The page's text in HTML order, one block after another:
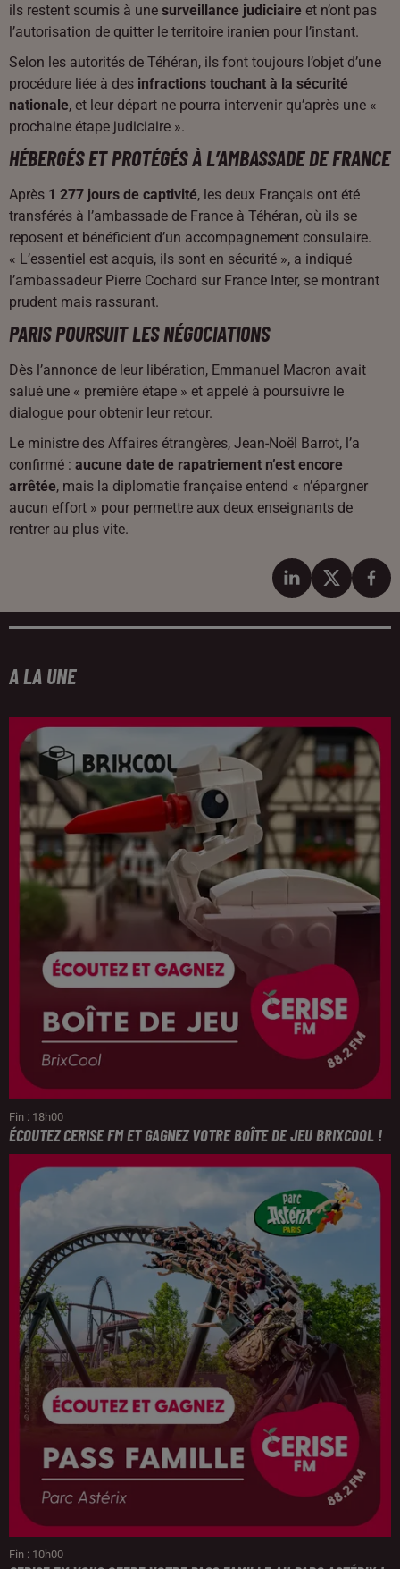
ils restent soumis à une surveillance judiciaire et n’ont pas
l’autorisation de quitter le territoire iranien pour l’instant.
Selon les autorités de Téhéran, ils font toujours l’objet d’une
procédure liée à des infractions touchant à la sécurité
nationale, et leur départ ne pourra intervenir qu’après une «
prochaine étape judiciaire ».
HÉBERGÉS ET PROTÉGÉS À L’AMBASSADE DE FRANCE
Après 1 277 jours de captivité, les deux Français ont été
transférés à l’ambassade de France à Téhéran, où ils se
reposent et bénéficient d’un accompagnement consulaire.
« L’essentiel est acquis, ils sont en sécurité », a indiqué
l’ambassadeur Pierre Cochard sur France Inter, se montrant
prudent mais rassurant.
PARIS POURSUIT LES NÉGOCIATIONS
Dès l’annonce de leur libération, Emmanuel Macron avait
salué une « première étape » et appelé à poursuivre le
dialogue pour obtenir leur retour.
Le ministre des Affaires étrangères, Jean-Noël Barrot, l’a
confirmé : aucune date de rapatriement n’est encore
arrêtée, mais la diplomatie française entend « n’épargner
aucun effort » pour permettre aux deux enseignants de
rentrer au plus vite.
A LA UNE
Fin : 18h00
ÉCOUTEZ CERISE FM ET GAGNEZ VOTRE BOÎTE DE JEU BRIXCOOL !
Fin : 10h00